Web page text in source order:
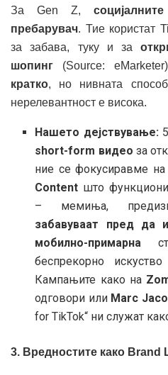
За Gen Z,
пребарувач. Тие користат
за забава, туку и за
шопинг (Source:
кратко, но нивната
нерелевантност е висока.
Нашето дејствување:
short-form видео за
ние се фокусиравме
Content што
– мемиња,
забавуваат пред да
мобилно-примарна
беспрекорно
Кампањите како на
одговори или Marc
for TikTok“ ни служат
3. Вредностите како Brand